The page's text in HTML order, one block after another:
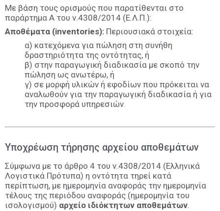
Με βάση τους ορισμούς που παρατίθενται στο
παράρτημα Α του ν.4308/2014 (Ε.Λ.Π.):
Αποθέματα (inventories): Περιουσιακά στοιχεία:
α) κατεχόμενα για πώληση στη συνήθη
δραστηριότητα της οντότητας, ή
β) στην παραγωγική διαδικασία με σκοπό την
πώληση ως ανωτέρω, ή
γ) σε μορφή υλικών ή εφοδίων που πρόκειται να
αναλωθούν για την παραγωγική διαδικασία ή για
την προσφορά υπηρεσιών.
Υποχρέωση τήρησης αρχείου αποθεμάτων
Σύμφωνα με το άρθρο 4 του ν.4308/2014 (Ελληνικά
Λογιστικά Πρότυπα) η οντότητα τηρεί κατά
περίπτωση, με ημερομηνία αναφοράς την ημερομηνία
τέλους της περιόδου αναφοράς (ημερομηνία του
ισολογισμού) αρχείο ιδιόκτητων αποθεμάτων.